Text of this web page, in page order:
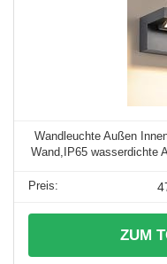
Wandleuchte Außen
Wand,IP65 wasserdichte
ZUM